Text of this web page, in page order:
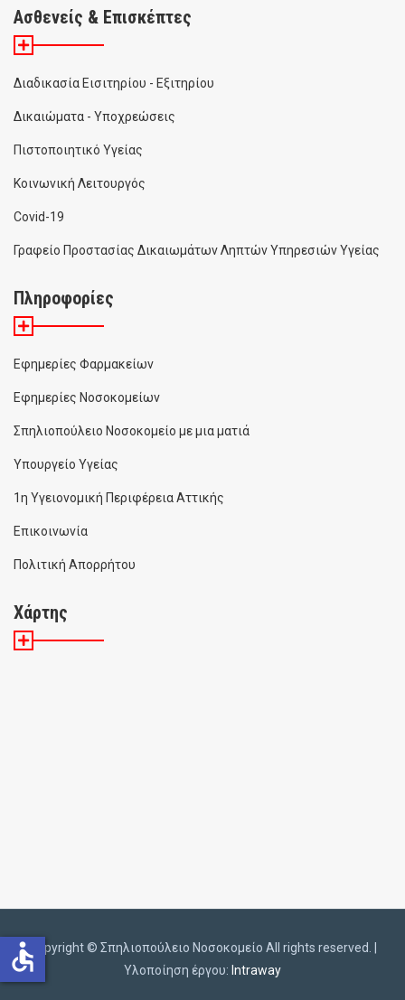
Ασθενείς & Επισκέπτες
Διαδικασία Εισιτηρίου - Εξιτηρίου
Δικαιώματα - Υποχρεώσεις
Πιστοποιητικό Υγείας
Κοινωνική Λειτουργός
Covid-19
Γραφείο Προστασίας Δικαιωμάτων Ληπτών Υπηρεσιών Υγείας
Πληροφορίες
Εφημερίες Φαρμακείων
Εφημερίες Νοσοκομείων
Σπηλιοπούλειο Νοσοκομείο με μια ματιά
Υπουργείο Υγείας
1η Υγειονομική Περιφέρεια Αττικής
Επικοινωνία
Πολιτική Απορρήτου
Χάρτης
Copyright ©️ Σπηλιοπούλειο Νοσοκομείο All rights reserved. |
Υλοποίηση έργου: Intraway
accessible